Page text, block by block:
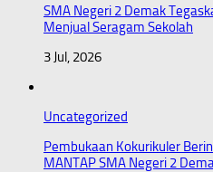
SMA Negeri 2 Demak
Menjual Seragam Sekolah
3 Jul, 2026
Uncategorized
Pembukaan Kokurikuler
MANTAP SMA Negeri 2